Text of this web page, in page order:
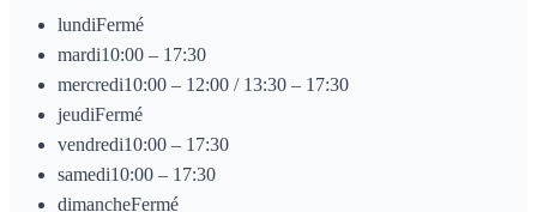
lundiFermé
mardi10:00 – 17:30
mercredi10:00 – 12:00 / 13:30 – 17:30
jeudiFermé
vendredi10:00 – 17:30
samedi10:00 – 17:30
dimancheFermé